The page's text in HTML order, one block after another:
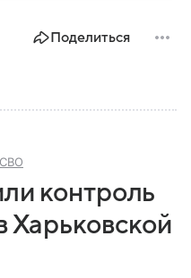
Поделиться
СВО
контроль
Харьковской